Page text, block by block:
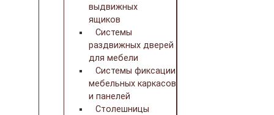
выдвижных
ящиков
Системы
раздвижных дверей
для мебели
Системы фиксации
мебельных каркасов
и панелей
Столешницы